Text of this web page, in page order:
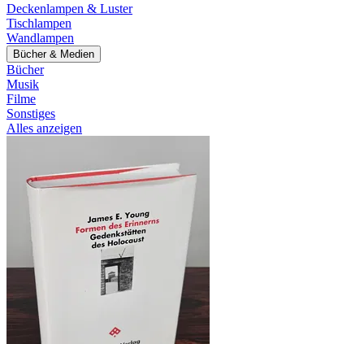
Deckenlampen & Luster
Tischlampen
Wandlampen
Bücher & Medien
Bücher
Musik
Filme
Sonstiges
Alles anzeigen